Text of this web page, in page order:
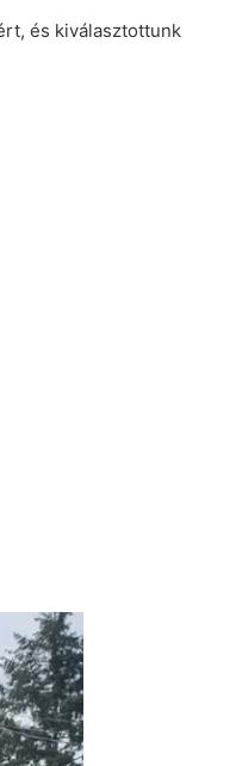
és kiválasztottunk